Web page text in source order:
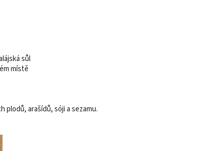
sůl
místě
arašídů, sóji a sezamu.